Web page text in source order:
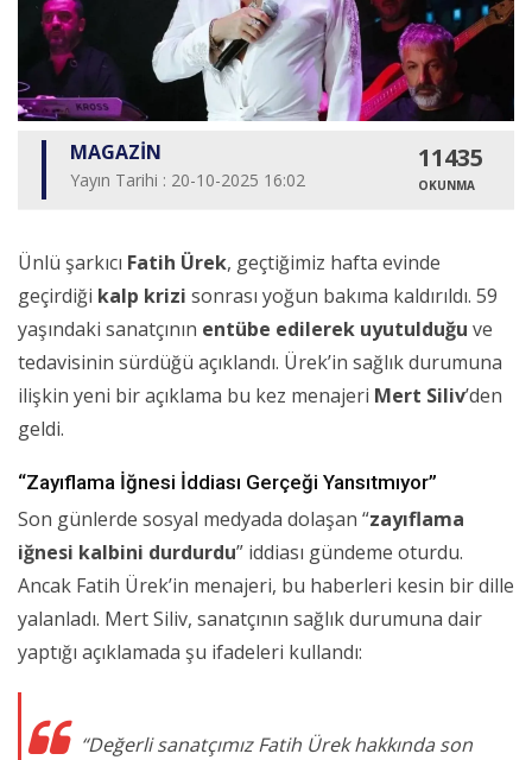
MAGAZİN
Yayın Tarihi : 20-10-2025 16:02
11435
OKUNMA
Ünlü şarkıcı Fatih Ürek, geçtiğimiz hafta evinde
geçirdiği kalp krizi sonrası yoğun bakıma kaldırıldı. 59
yaşındaki sanatçının entübe edilerek uyutulduğu ve
tedavisinin sürdüğü açıklandı. Ürek’in sağlık durumuna
ilişkin yeni bir açıklama bu kez menajeri Mert Siliv’den
geldi.
“Zayıflama İğnesi İddiası Gerçeği Yansıtmıyor”
Son günlerde sosyal medyada dolaşan “zayıflama
iğnesi kalbini durdurdu” iddiası gündeme oturdu.
Ancak Fatih Ürek’in menajeri, bu haberleri kesin bir dille
yalanladı. Mert Siliv, sanatçının sağlık durumuna dair
yaptığı açıklamada şu ifadeleri kullandı:
“Değerli sanatçımız Fatih Ürek hakkında son